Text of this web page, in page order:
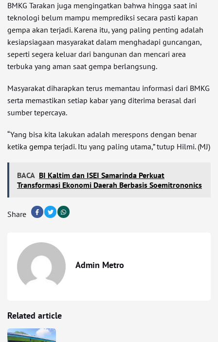
BMKG Tarakan juga mengingatkan bahwa hingga saat ini
teknologi belum mampu memprediksi secara pasti kapan
gempa akan terjadi. Karena itu, yang paling penting adalah
kesiapsiagaan masyarakat dalam menghadapi guncangan,
seperti segera keluar dari bangunan dan mencari area
terbuka yang aman saat gempa berlangsung.
Masyarakat diharapkan terus memantau informasi dari BMKG
serta memastikan setiap kabar yang diterima berasal dari
sumber tepercaya.
“Yang bisa kita lakukan adalah merespons dengan benar
ketika gempa terjadi. Itu yang paling utama,” tutup Hilmi. (MJ)
BACA BI Kaltim dan ISEI Samarinda Perkuat
Transformasi Ekonomi Daerah Berbasis Soemitrononics
Share
Admin Metro
Related article